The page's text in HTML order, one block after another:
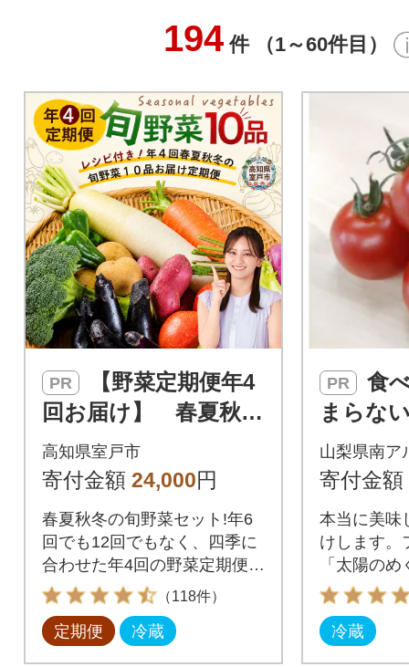
194 件 （1～60件目）
PR
回お届け】 春夏秋冬
のお野菜詰め合わせ1
0品 レシピ付き春夏
高知県室戸市
寄付金額 24,000円
春夏秋冬の旬野菜セット!年6
回でも12回でもなく、四季に
合わせた年4回の野菜定期便で
す!時期によって、旬のとまと
(トマト)、なす、さつま芋(さ
つまいも)、大根、じゃがい
（118件）
定期便 冷蔵
PR
まらな
味しい
ト「ト
g
山梨県南ア
寄付金額
本当に美味
けします。
「太陽の
高栄養素が
冷蔵